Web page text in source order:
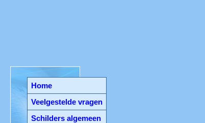
Home
Veelgestelde vragen
Schilders algemeen